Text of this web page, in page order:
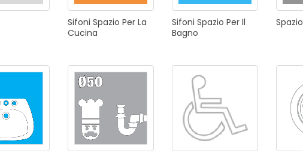
Sifoni Spazio Per La
Cucina
Sifoni Spazio Per Il
Bagno
Spazio